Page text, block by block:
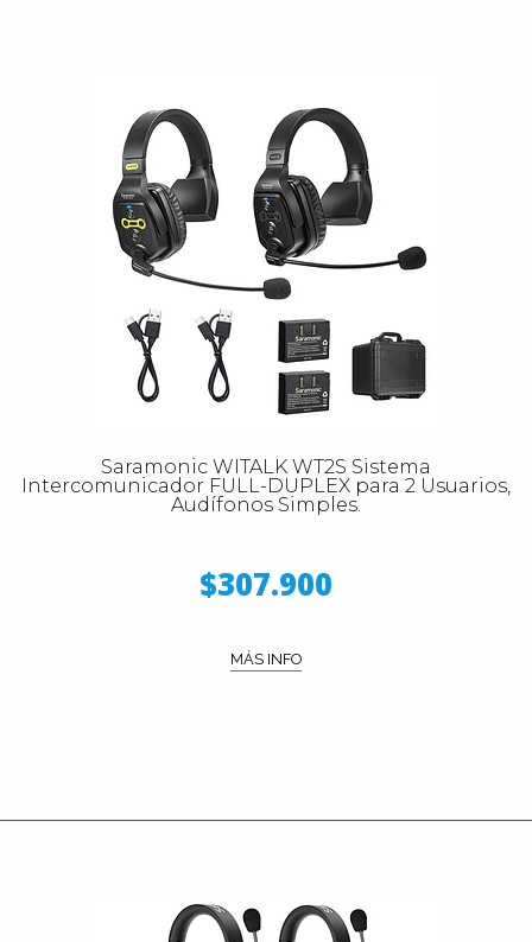
Saramonic WITALK WT2S Sistema
Intercomunicador FULL-DUPLEX para 2 Usuarios,
Audífonos Simples.
$307.900
MÁS INFO